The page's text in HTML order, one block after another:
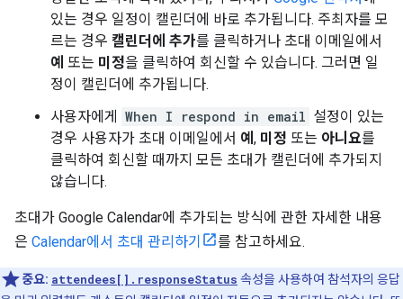
있는 경우 일정이 캘린더에 바로 추가됩니다. 주최자를 모
르는 경우 캘린더에 추가를 클릭하거나 초대 이메일에서
예 또는 미정을 클릭하여 회신할 수 있습니다. 그러면 일
정이 캘린더에 추가됩니다.
사용자에게
When I respond in email 설정이 있는
경우 사용자가 초대 이메일에서 예 , 미정 또는 아니요를
클릭하여 회신할 때까지 모든 초대가 캘린더에 추가되지
않습니다.
초대가 Google Calendar에 추가되는 방식에 관한 자세한 내용
은 Calendar에서 초대 관리하기 를 참고하세요.
중요: attendees[].responseStatus 속성을 사용하여 참석자의 응답